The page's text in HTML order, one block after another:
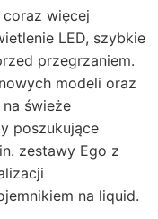
więcej
LED, szybkie
przegrzaniem.
modeli oraz
świeże
poszukujące
zestawy Ego z
na liquid.